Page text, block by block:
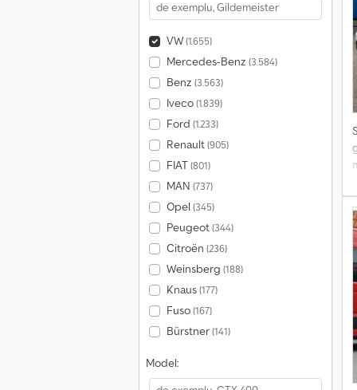
VW(1.655)
Mercedes-Benz (3.584)
Benz (3.563)
Iveco(1.839)
Ford (1.233)
Renault(905)
FIAT(801)
MAN (737)
Opel (345)
Peugeot(344)
Citroën (236)
Weinsberg (188)
Knaus(177)
Fuso(167)
Bürstner(141)
Model: